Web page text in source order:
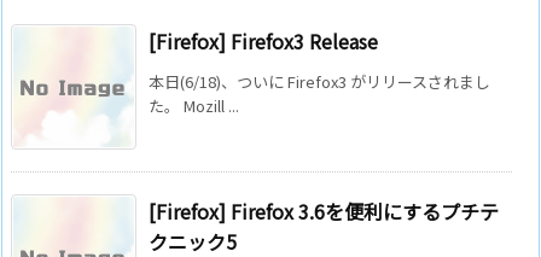
[Firefox] Firefox3 Release
本日(6/18)、ついに Firefox3 がリリースされまし
た。 Mozill ...
[Firefox] Firefox 3.6を便利にするプチテ
クニック5